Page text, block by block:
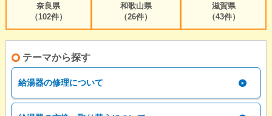
奈良県
（102件）
和歌山県
（26件）
滋賀県
（43件）
テーマから探す
給湯器の修理について